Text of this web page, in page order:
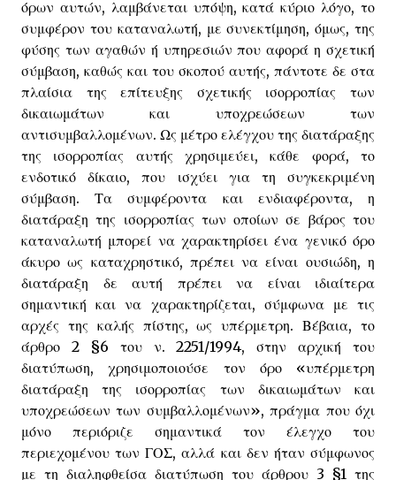
όρων αυτών, λαμβάνεται υπόψη, κατά κύριο λόγο, το
συμφέρον του καταναλωτή, με συνεκτίμηση, όμως, της
φύσης των αγαθών ή υπηρεσιών που αφορά η σχετική
σύμβαση, καθώς και του σκοπού αυτής, πάντοτε δε στα
πλαίσια της επίτευξης σχετικής ισορροπίας των
δικαιωμάτων και υποχρεώσεων των
αντισυμβαλλομένων. Ως μέτρο ελέγχου της διατάραξης
της ισορροπίας αυτής χρησιμεύει, κάθε φορά, το
ενδοτικό δίκαιο, που ισχύει για τη συγκεκριμένη
σύμβαση. Τα συμφέροντα και ενδιαφέροντα, η
διατάραξη της ισορροπίας των οποίων σε βάρος του
καταναλωτή μπορεί να χαρακτηρίσει ένα γενικό όρο
άκυρο ως καταχρηστικό, πρέπει να είναι ουσιώδη, η
διατάραξη δε αυτή πρέπει να είναι ιδιαίτερα
σημαντική και να χαρακτηρίζεται, σύμφωνα με τις
αρχές της καλής πίστης, ως υπέρμετρη. Βέβαια, το
άρθρο 2 §6 του ν. 2251/1994, στην αρχική του
διατύπωση, χρησιμοποιούσε τον όρο «υπέρμετρη
διατάραξη της ισορροπίας των δικαιωμάτων και
υποχρεώσεων των συμβαλλομένων», πράγμα που όχι
μόνο περιόριζε σημαντικά τον έλεγχο του
περιεχομένου των ΓΟΣ, αλλά και δεν ήταν σύμφωνος
με τη διαληφθείσα διατύπωση του άρθρου 3 §1 της